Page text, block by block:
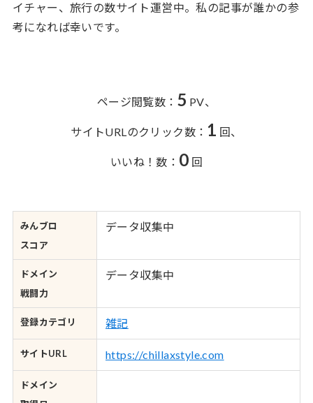
イチャー、旅行の数サイト運営中。私の記事が誰かの参
考になれば幸いです。
ページ閲覧数： 5 PV、
サイトURLのクリック数： 1 回、
いいね！数： 0 回
みんブロ
スコア
データ収集中
ドメイン
戦闘力
データ収集中
登録カテゴリ 雑記
サイトURL https://chillaxstyle.com
ドメイン